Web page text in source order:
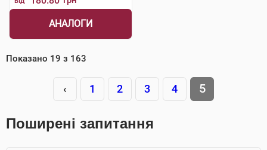
АНАЛОГИ
Показано 19 з 163
‹ 1 2 3 4 5
Поширені запитання